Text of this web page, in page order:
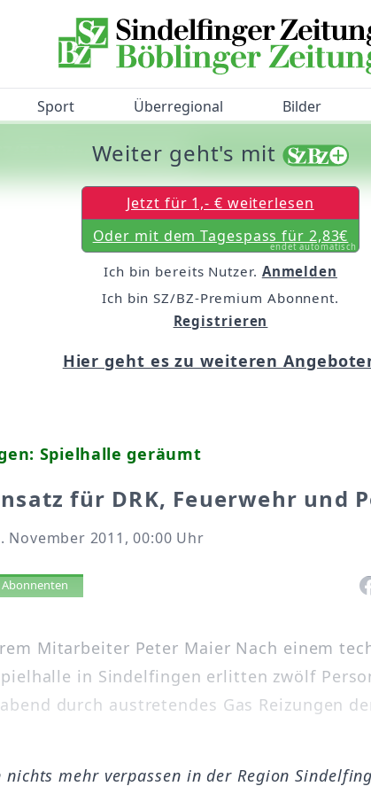
Sport Überregional Bilder
BZ-Bürgerbarometer!
Spielhalle geräumt
für DRK, Feuerwehr und
November 2011, 00:00 Uhr
vorlesen
Mitarbeiter Peter Maier Nach einem
in Sindelfingen erlitten zwölf
durch austretendes Gas Reizungen
Weiter geht's mit
Jetzt für 1,- € weiterlesen
Oder mit dem Tagespass für 2,83€
endet automatisch
Ich bin bereits Nutzer. Anmelden
Ich bin SZ/BZ-Premium Abonnent.
Registrieren
Hier geht es zu weiteren
nichts mehr verpassen in der Region